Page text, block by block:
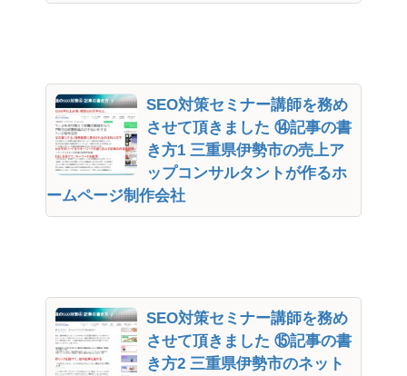
SEO対策セミナー講師を務め
させて頂きました ⑭記事の書
き方1 三重県伊勢市の売上ア
ップコンサルタントが作るホ
ームページ制作会社
SEO対策セミナー講師を務め
させて頂きました ⑮記事の書
き方2 三重県伊勢市のネット